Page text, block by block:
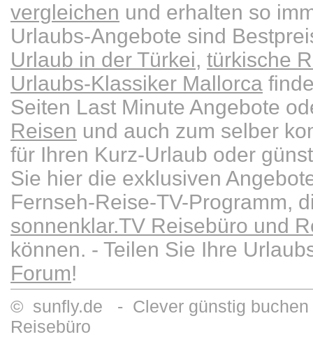
vergleichen und erhalten so
Urlaubs-Angebote sind
Urlaub in der Türkei, türkische
Urlaubs-Klassiker Mallorca
Seiten Last Minute Angebote
Reisen und auch zum selber
für Ihren Kurz-Urlaub oder
Sie hier die exklusiven
Fernseh-Reise-TV-Programm,
sonnenklar.TV Reisebüro und
können. - Teilen Sie Ihre
Forum!
© sunfly.de - Clever günstig buchen
Reisebüro